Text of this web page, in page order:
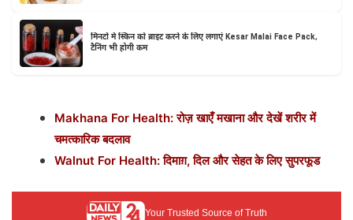
मिनटों में स्किन को ब्राइट करने के लिए लगाएं Kesar Malai Face Pack,
टैनिंग भी होगी कम
Makhana For Health: रोज़ खाएँ मखाना और देखें शरीर में
चमत्कारिक बदलाव
Walnut For Health: दिमाग़, दिल और सेहत के लिए सुपरफूड
Your Trusted Source of Truth